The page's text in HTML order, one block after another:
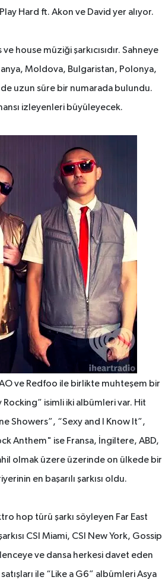
Hard ft. Akon ve David yer alıyor.
house müziği şarkıcısıdır. Sahneye
Moldova, Bulgaristan, Polonya,
uzun süre bir numarada bulundu.
izleyenleri büyüleyecek.
ve Redfoo ile birlikte muhteşem bir
isimli iki albümleri var. Hit
Showers”, “Sexy and I Know It”,
Anthem" ise Fransa, İngiltere, ABD,
olmak üzere üzerinde on ülkede bir
en başarılı şarkısı oldu.
hop türü şarkı söyleyen Far East
CSI Miami, CSI New York, Gossip
ve dansa herkesi davet eden
ile “Like a G6” albümleri Asya